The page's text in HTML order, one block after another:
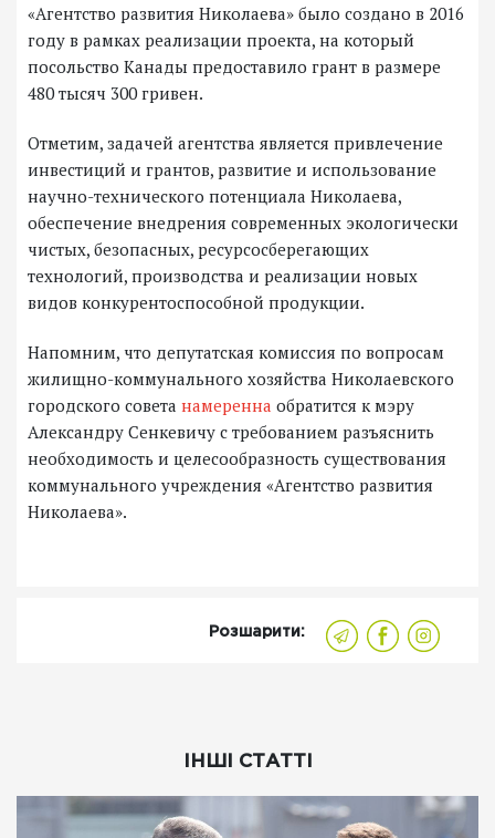
«Агентство развития Николаева» было создано в 2016
году в рамках реализации проекта, на который
посольство Канады предоставило грант в размере
480 тысяч 300 гривен.
Отметим, задачей агентства является привлечение
инвестиций и грантов, развитие и использование
научно-технического потенциала Николаева,
обеспечение внедрения современных экологически
чистых, безопасных, ресурсосберегающих
технологий, производства и реализации новых
видов конкурентоспособной продукции.
Напомним, что депутатская комиссия по вопросам
жилищно-коммунального хозяйства Николаевского
городского совета намеренна обратится к мэру
Александру Сенкевичу с требованием разъяснить
необходимость и целесообразность существования
коммунального учреждения «Агентство развития
Николаева».
Розшарити:
ІНШІ СТАТТІ